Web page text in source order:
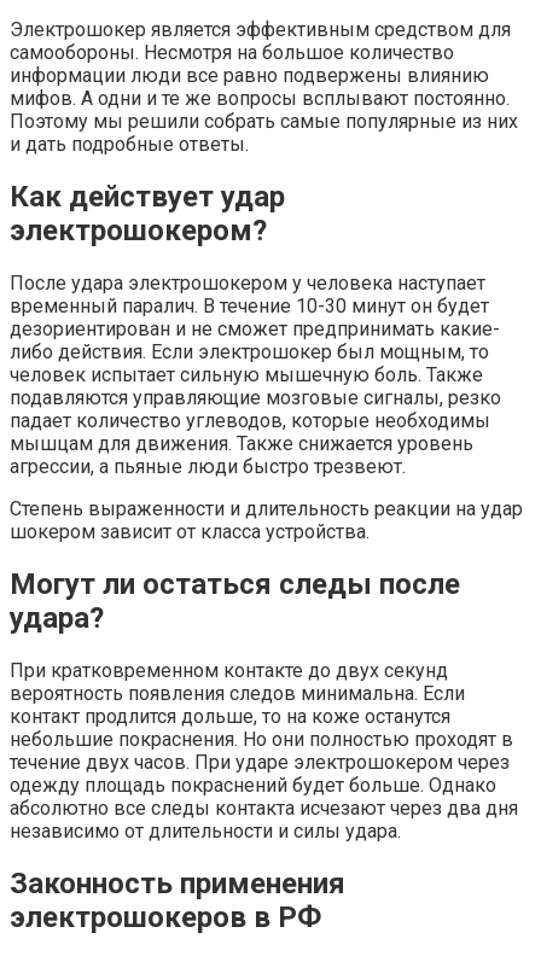
Электрошокер является эффективным средством для
самообороны. Несмотря на большое количество
информации люди все равно подвержены влиянию
мифов. А одни и те же вопросы всплывают постоянно.
Поэтому мы решили собрать самые популярные из них
и дать подробные ответы.
Как действует удар
электрошокером?
После удара электрошокером у человека наступает
временный паралич. В течение 10-30 минут он будет
дезориентирован и не сможет предпринимать какие-
либо действия. Если электрошокер был мощным, то
человек испытает сильную мышечную боль. Также
подавляются управляющие мозговые сигналы, резко
падает количество углеводов, которые необходимы
мышцам для движения. Также снижается уровень
агрессии, а пьяные люди быстро трезвеют.
Степень выраженности и длительность реакции на удар
шокером зависит от класса устройства.
Могут ли остаться следы после
удара?
При кратковременном контакте до двух секунд
вероятность появления следов минимальна. Если
контакт продлится дольше, то на коже останутся
небольшие покраснения. Но они полностью проходят в
течение двух часов. При ударе электрошокером через
одежду площадь покраснений будет больше. Однако
абсолютно все следы контакта исчезают через два дня
независимо от длительности и силы удара.
Законность применения
электрошокеров в РФ